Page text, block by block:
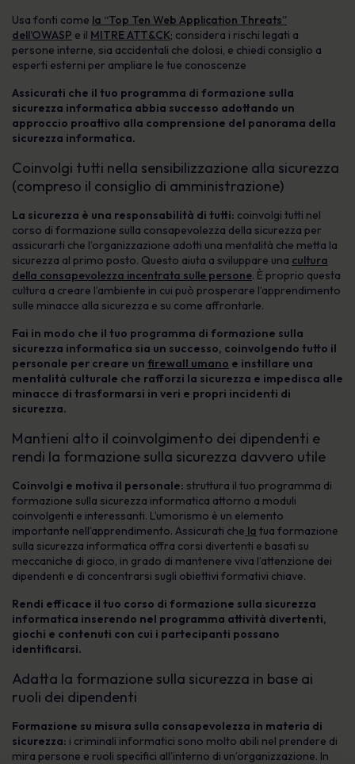
Usa fonti come la “Top Ten Web Application Threats”
dell’OWASP e il MITRE ATT&CK; considera i rischi legati a
persone interne, sia accidentali che dolosi, e chiedi consiglio a
esperti esterni per ampliare le tue conoscenze
Assicurati che il tuo programma di formazione sulla
sicurezza informatica abbia successo adottando un
approccio proattivo alla comprensione del panorama della
sicurezza informatica.
Coinvolgi tutti nella sensibilizzazione alla sicurezza
(compreso il consiglio di amministrazione)
La sicurezza è una responsabilità di tutti: coinvolgi tutti nel
corso di formazione sulla consapevolezza della sicurezza per
assicurarti che l’organizzazione adotti una mentalità che metta la
sicurezza al primo posto. Questo aiuta a sviluppare una cultura
della consapevolezza incentrata sulle persone. È proprio questa
cultura a creare l’ambiente in cui può prosperare l’apprendimento
sulle minacce alla sicurezza e su come affrontarle.
Fai in modo che il tuo programma di formazione sulla
sicurezza informatica sia un successo, coinvolgendo tutto il
personale per creare un firewall umano e instillare una
mentalità culturale che rafforzi la sicurezza e impedisca alle
minacce di trasformarsi in veri e propri incidenti di
sicurezza.
Mantieni alto il coinvolgimento dei dipendenti e
rendi la formazione sulla sicurezza davvero utile
Coinvolgi e motiva il personale: struttura il tuo programma di
formazione sulla sicurezza informatica attorno a moduli
coinvolgenti e interessanti. L’umorismo è un elemento
importante nell’apprendimento. Assicurati che la tua formazione
sulla sicurezza informatica offra corsi divertenti e basati su
meccaniche di gioco, in grado di mantenere viva l’attenzione dei
dipendenti e di concentrarsi sugli obiettivi formativi chiave.
Rendi efficace il tuo corso di formazione sulla sicurezza
informatica inserendo nel programma attività divertenti,
giochi e contenuti con cui i partecipanti possano
identificarsi.
Adatta la formazione sulla sicurezza in base ai
ruoli dei dipendenti
Formazione su misura sulla consapevolezza in materia di
sicurezza: i criminali informatici sono molto abili nel prendere di
mira persone e ruoli specifici all’interno di un’organizzazione. In